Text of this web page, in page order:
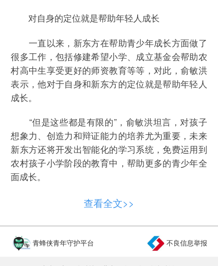
对自身的定位就是帮助年轻人成长
一直以来，新东方在帮助青少年成长方面做了
很多工作，包括修建希望小学、成立基金会帮助农
村高中生享受更好的师资教育等等，对此，俞敏洪
表示，他对于自身和新东方的定位就是帮助年轻人
成长。
“但是这些都是有限的”，俞敏洪坦言，对孩子
想象力、创造力和辩证能力的培养尤为重要，未来
新东方还将开发出智能化的学习系统，免费运用到
农村孩子小学阶段的教育中，帮助更多的青少年全
面成长。
在他看来，人格的养成、对未来发展方向的指
年成长的要素。
“通过镜头去看现实世界，反应现实情况，并用
查看全文>>
青蜂侠青年守护平台 不良信息举报